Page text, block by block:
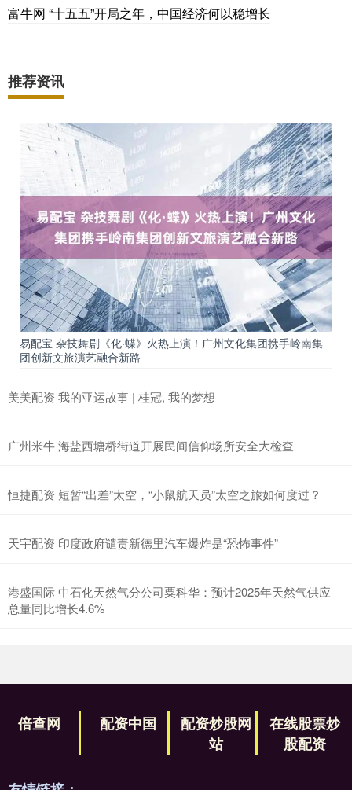
富牛网 “十五五”开局之年，中国经济何以稳增长
推荐资讯
易配宝 杂技舞剧《化·蝶》火热上演！广州文化集团携手岭南集
团创新文旅演艺融合新路
美美配资 我的亚运故事 | 桂冠, 我的梦想
广州米牛 海盐西塘桥街道开展民间信仰场所安全大检查
恒捷配资 短暂“出差”太空，“小鼠航天员”太空之旅如何度过？
天宇配资 印度政府谴责新德里汽车爆炸是“恐怖事件”
港盛国际 中石化天然气分公司粟科华：预计2025年天然气供应
总量同比增长4.6%
倍查网 配资中国
配资炒股网
站
在线股票炒
股配资